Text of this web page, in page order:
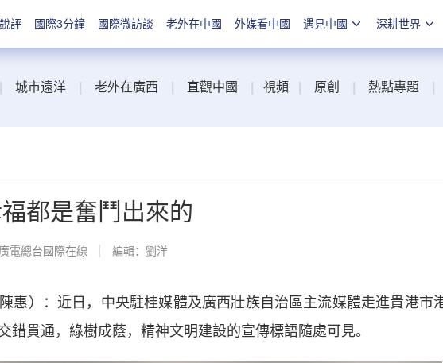
評 國際3分鐘 國際微訪談 老外在中國 外媒看中國 遇見中國 深耕世界
城市遠洋 老外在廣西 直觀中國 視頻 原創 熱點專題
都是奮鬥出來的
電總台國際在線 編輯：劉洋
）：近日，中央駐桂媒體及廣西壯族自治區主流媒體走進貴港市
錯貫通，綠樹成蔭，精神文明建設的宣傳標語隨處可見。